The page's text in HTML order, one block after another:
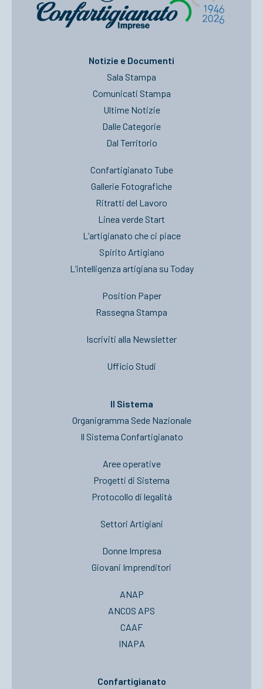
Notizie e Documenti
Sala Stampa
Comunicati Stampa
Ultime Notizie
Dalle Categorie
Dal Territorio
Confartigianato Tube
Gallerie Fotografiche
Ritratti del Lavoro
Linea verde Start
L’artigianato che ci piace
Spirito Artigiano
L’intelligenza artigiana su Today
Position Paper
Rassegna Stampa
Iscriviti alla Newsletter
Ufficio Studi
Il Sistema
Organigramma Sede Nazionale
Il Sistema Confartigianato
Aree operative
Progetti di Sistema
Protocollo di legalità
Settori Artigiani
Donne Impresa
Giovani Imprenditori
ANAP
ANCOS APS
CAAF
INAPA
Confartigianato